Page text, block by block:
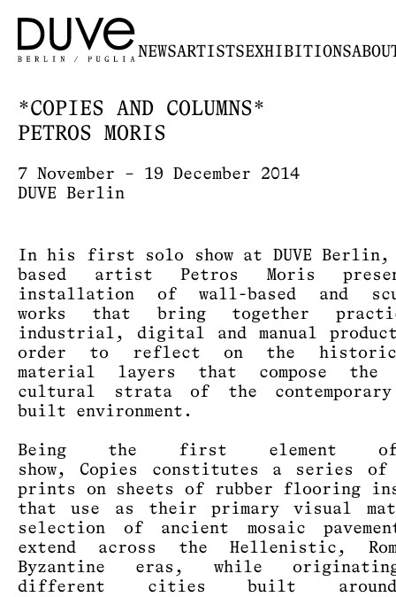
NEWSARTISTSEXHIBITIONS
*COPIES AND COLUMNS*
PETROS MORIS
7 November – 19 December 2014
DUVE Berlin
In his first solo show at DUVE Berlin,
based artist Petros Moris
installation of wall-based and
works that bring together
industrial, digital and manual
order to reflect on the
material layers that compose the
cultural strata of the contemporary
built environment.
Being the first element
show, Copies constitutes a series
prints on sheets of rubber flooring
that use as their primary visual
selection of ancient mosaic
extend across the Hellenistic,
Byzantine eras, while
different cities built